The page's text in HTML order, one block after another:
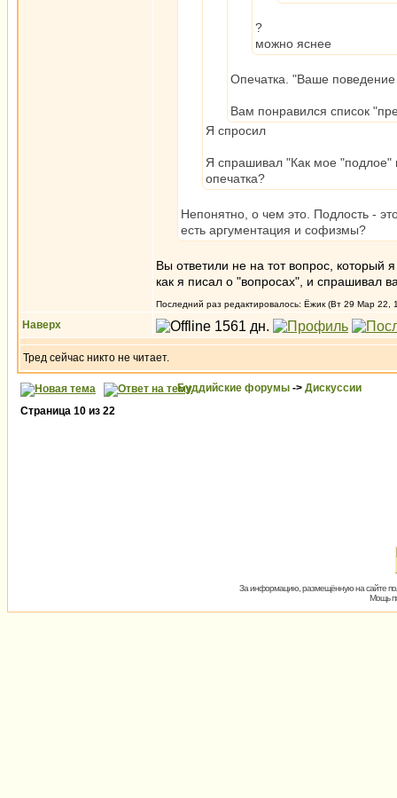
?
можно яснее
Опечатка. "Ваше
Вам понравился список
Я спросил
Я спрашивал "Как мое "подлое"
опечатка?
Непонятно, о чем это. Подлость -
есть аргументация и софизмы?
Вы ответили не на тот вопрос, который
как я писал о "вопросах", и спрашивал
Последний раз редактировалось: Ёжик (Вт 29 Мар 22,
Наверх
Тред сейчас никто не читает.
Буддийские форумы -> Дискуссии
Страница 10 из 22
За информацию, размещённую на сайте
Мощь